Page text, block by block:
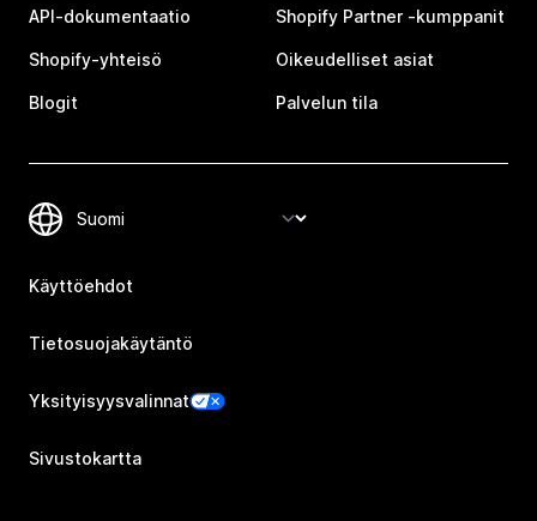
API-dokumentaatio
Shopify-yhteisö
Blogit
Shopify Partner ‑kumppanit
Oikeudelliset asiat
Palvelun tila
Käyttöehdot
Tietosuojakäytäntö
Yksityisyysvalinnat
Sivustokartta